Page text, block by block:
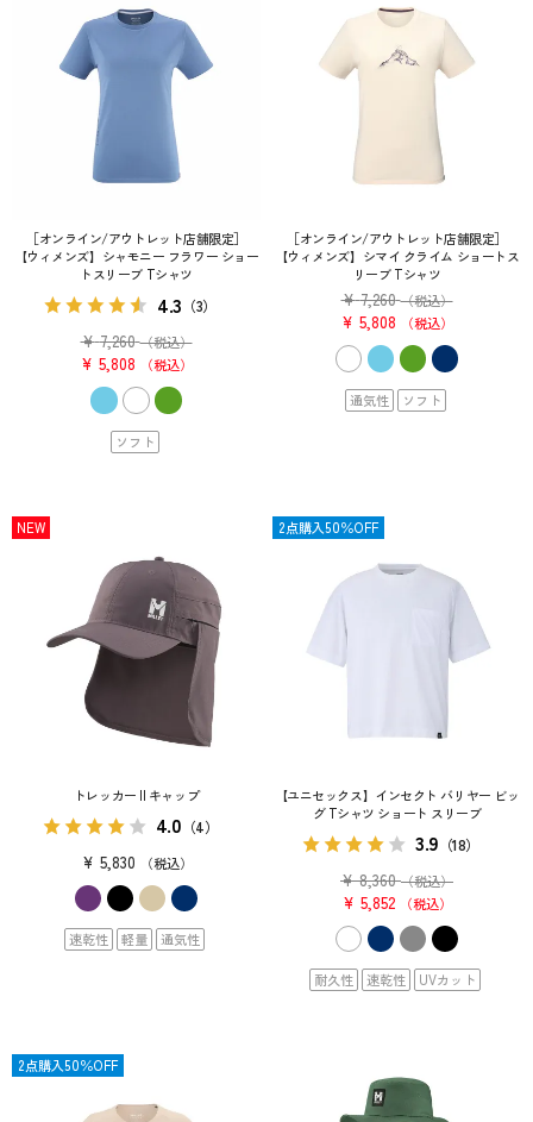
［オンライン/アウトレット店舗限定］
【ウィメンズ】シャモニー フラワー ショー
トスリーブ Tシャツ
4.3 （3）
¥ 7,260 （税込）
¥ 5,808 税込
ソフト
［オンライン/アウトレット店舗限定］
【ウィメンズ】シマイ クライム ショートス
リーブ Tシャツ
¥ 7,260 （税込）
¥ 5,808 税込
通気性 ソフト
トレッカー II キャップ
4.0 （4）
¥ 5,830 税込
NEW
速乾性 軽量 通気性
【ユニセックス】インセクト バリヤー ビッ
グ Tシャツ ショート スリーブ
3.9 （18）
¥ 8,360 （税込）
¥ 5,852 税込
OUTLET
耐久性 速乾性 UVカット
2点購入50％OFF
OUTLET
2点購入50％OFF